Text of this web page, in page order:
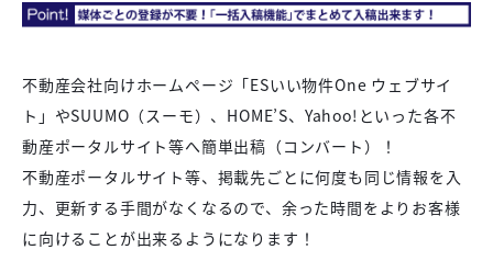
不動産会社向けホームページ「ESいい物件One ウェブサイ
ト」やSUUMO（スーモ）、HOME’S、Yahoo!といった各不
動産ポータルサイト等へ簡単出稿（コンバート）！
不動産ポータルサイト等、掲載先ごとに何度も同じ情報を入
力、更新する手間がなくなるので、余った時間をよりお客様
に向けることが出来るようになります！